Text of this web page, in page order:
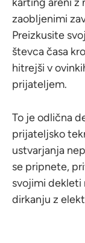
zaobljenimi
Preizkusite
števca časa
hitrejši v
prijateljem.
To je odlična
prijateljsko
ustvarjanja
se pripnete,
svojimi dekleti
dirkanju z